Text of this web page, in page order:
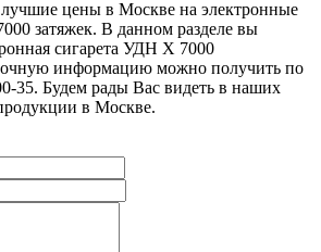
цены в Москве на электронные
затяжек. В данном разделе вы
сигарета УДН Х 7000
информацию можно получить по
35. Будем рады Вас видеть в наших
в Москве.